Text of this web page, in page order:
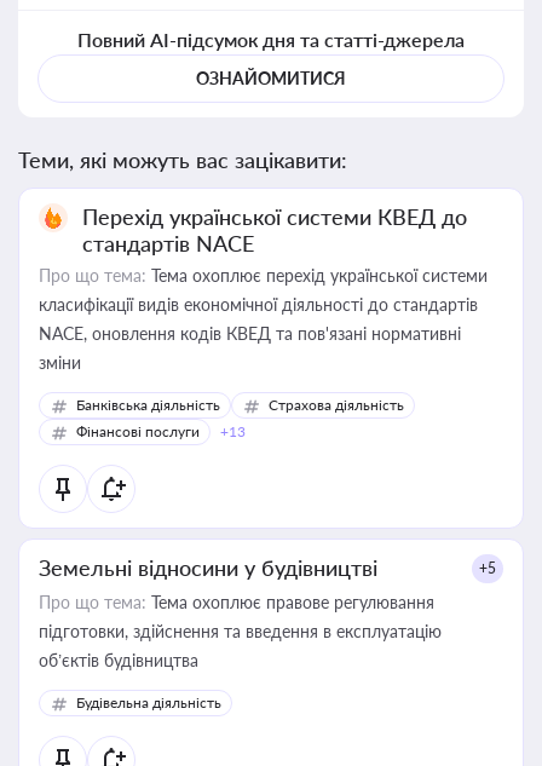
Повний AI-підсумок дня та статті-джерела
ОЗНАЙОМИТИСЯ
Теми, які можуть вас зацікавити:
Перехід української системи КВЕД до
стандартів NACE
Про що тема: Тема охоплює перехід української системи
класифікації видів економічної діяльності до стандартів
NACE, оновлення кодів КВЕД та пов'язані нормативні
зміни
Банківська діяльність
Страхова діяльність
Фінансові послуги
+13
Земельні відносини у будівництві +5
Про що тема: Тема охоплює правове регулювання
підготовки, здійснення та введення в експлуатацію
об’єктів будівництва
Будівельна діяльність